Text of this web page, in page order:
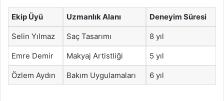
Ekip Üyü Uzmanlık Alanı Deneyim Süresi
Selin Yılmaz Saç Tasarımı 8 yıl
Emre Demir Makyaj Artistliği 5 yıl
Özlem Aydın Bakım Uygulamaları 6 yıl